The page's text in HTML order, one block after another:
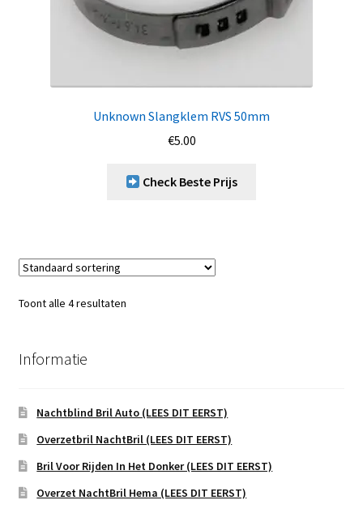
Unknown Slangklem RVS 50mm
€5.00
Check Beste Prijs
Toont alle 4 resultaten
Informatie
Nachtblind Bril Auto (LEES DIT EERST)
Overzetbril NachtBril (LEES DIT EERST)
Bril Voor Rijden In Het Donker (LEES DIT EERST)
Overzet NachtBril Hema (LEES DIT EERST)